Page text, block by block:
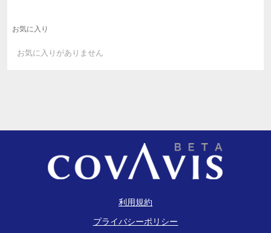
お気に入り
お気に入りがありません
利用規約
プライバシーポリシー